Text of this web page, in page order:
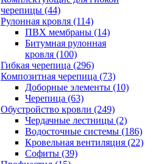
черепицы (44)
Рулонная кровля (114)
ПВХ мембраны (14)
Битумная рулонная
кровля (100)
Гибкая черепица (296)
Композитная черепица (73)
Доборные элементы (10)
Черепица (63)
Обустройство кровли (249)
Чердачные лестницы (2)
Водосточные системы (186)
Кровельная вентиляция (22)
Cофиты (39)